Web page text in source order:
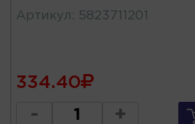
Артикул : 5823711201
334.40
- +